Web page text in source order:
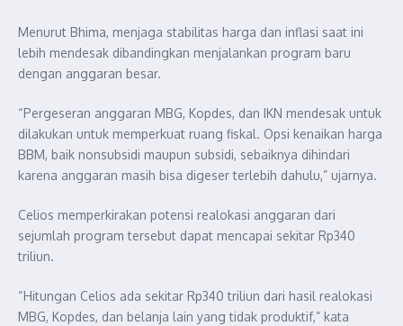
Menurut Bhima, menjaga stabilitas harga dan inflasi saat ini
lebih mendesak dibandingkan menjalankan program baru
dengan anggaran besar.
“Pergeseran anggaran MBG, Kopdes, dan IKN mendesak untuk
dilakukan untuk memperkuat ruang fiskal. Opsi kenaikan harga
BBM, baik nonsubsidi maupun subsidi, sebaiknya dihindari
karena anggaran masih bisa digeser terlebih dahulu,” ujarnya.
Celios memperkirakan potensi realokasi anggaran dari
sejumlah program tersebut dapat mencapai sekitar Rp340
triliun.
“Hitungan Celios ada sekitar Rp340 triliun dari hasil realokasi
MBG, Kopdes, dan belanja lain yang tidak produktif,” kata